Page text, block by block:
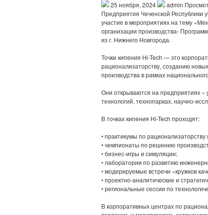
25 ноября, 2024
admin
Предприятия Чеченской Республики
участие в мероприятиях на тему
организации производства-
из г. Нижнего Новгорода.
Точки кипения Hi-Tech — это
рационализаторству, созданию
производства в рамках
Они открываются на предприятиях –
технологий, технопарках, научно-
В точках кипения Hi-Tech проходят:
• практикумы по
• чемпионаты по решению
• бизнес-игры и симуляции;
• лаборатории по развитию
• модерируемые встречи «кружков
• проектно-аналитические и
• региональные сессии по
В корпоративных центрах по